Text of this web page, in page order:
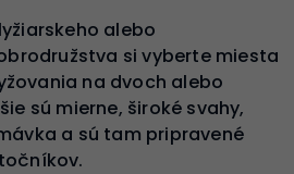
alebo
si vyberte miesta
na dvoch alebo
sú mierne, široké svahy,
a sú tam pripravené